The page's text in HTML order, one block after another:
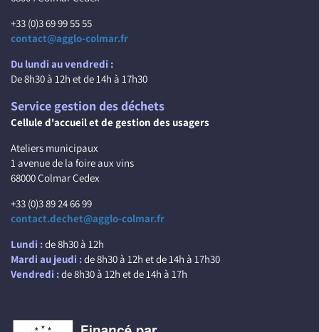
+33 (0)3 69 99 55 55
contact@agglo-colmar.fr
Du lundi au vendredi :
De 8h30 à 12h et de 14h à 17h30
Service gestion des déchets
Cellule d'accueil et de gestion des usagers
Ateliers municipaux
1 avenue de la foire aux vins
68000 Colmar Cedex
+33 (0)3 89 24 66 99
contact.dechet@agglo-colmar.fr
Lundi :de 8h30 à 12h
Mardi au jeudi :de 8h30 à 12h et de 14h à 17h30
Vendredi :de 8h30 à 12h et de 14h à 17h